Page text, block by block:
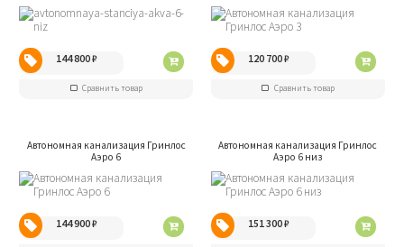
144 800₽
Сравнить товар
120 700₽
Сравнить товар
Автономная канализация Гринлос
Аэро 6
144 900₽
Автономная канализация Гринлос
Аэро 6 низ
151 300₽